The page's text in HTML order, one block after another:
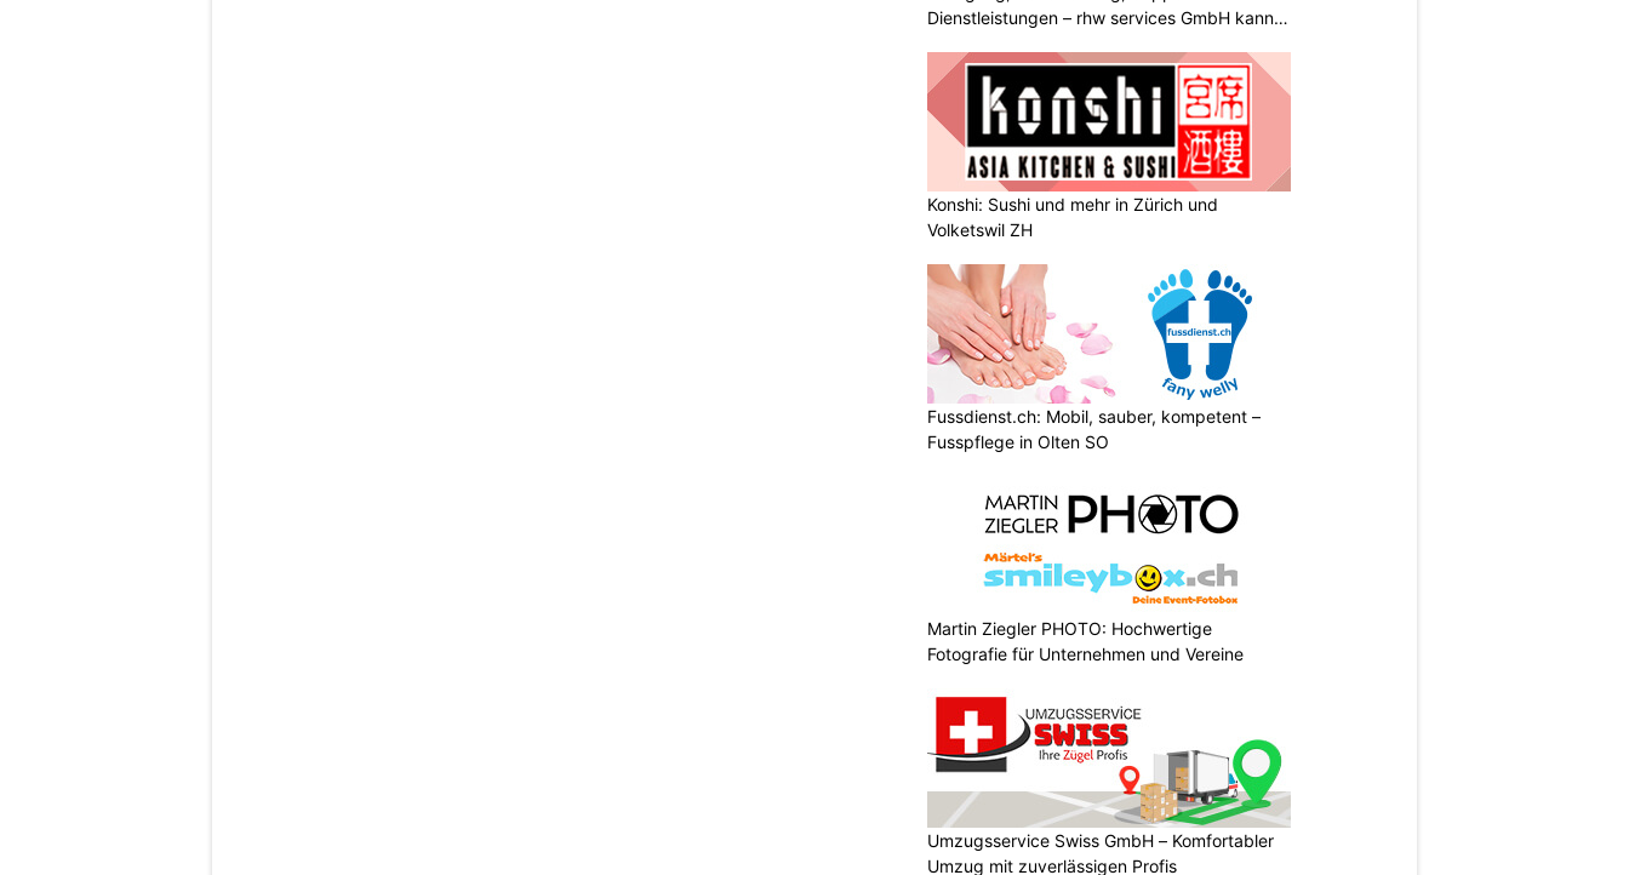
Dienstleistungen – rhw services GmbH kann
Konshi: Sushi und mehr in Zürich und
Volketswil ZH
Fussdienst.ch: Mobil, sauber, kompetent –
Fusspflege in Olten SO
Martin Ziegler PHOTO: Hochwertige
Fotografie für Unternehmen und Vereine
Umzugsservice Swiss GmbH – Komfortabler
Umzug mit zuverlässigen Profis